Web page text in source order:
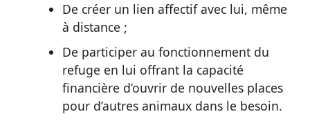
De créer un lien affectif avec lui, même
à distance ;
De participer au fonctionnement du
refuge en lui offrant la capacité
financière d’ouvrir de nouvelles places
pour d’autres animaux dans le besoin.